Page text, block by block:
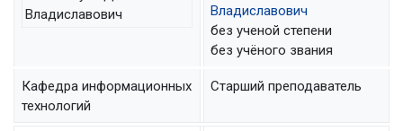
Владиславович
без ученой степени
без учёного звания
Кафедра информационных
технологий
Старший преподаватель